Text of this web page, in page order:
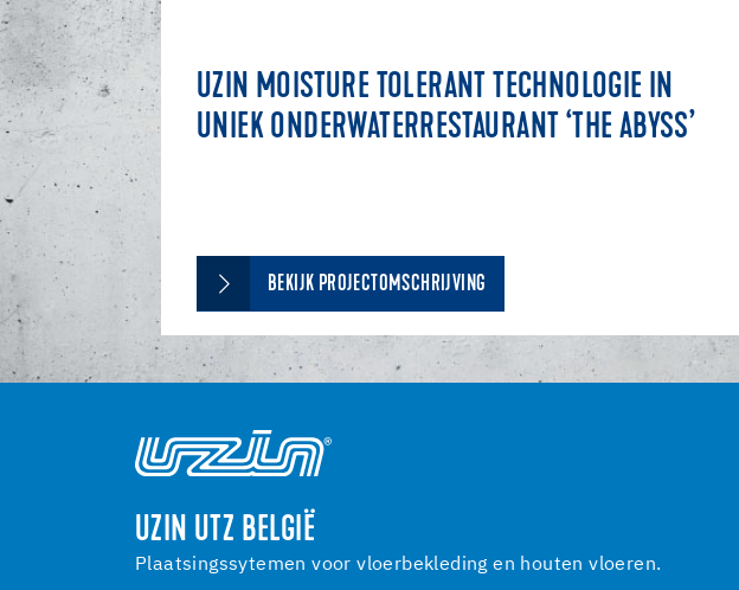
UZIN MOISTURE TOLERANT TECHNOLOGIE IN
UNIEK ONDERWATERRESTAURANT ‘THE ABYSS’
BEKIJK PROJECTOMSCHRIJVING
UZIN UTZ BELGIË
Plaatsingssytemen voor vloerbekleding en houten vloeren.